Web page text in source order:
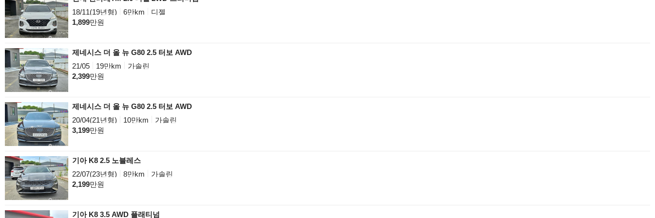
18/11(19년형)
6만km
디젤
1,899만원
제네시스 더 올 뉴 G80 2.5 터보 AWD
21/05
19만km
가솔린
2,399만원
제네시스 더 올 뉴 G80 2.5 터보 AWD
20/04(21년형)
10만km
가솔린
3,199만원
기아 K8 2.5 노블레스
22/07(23년형)
8만km
가솔린
2,199만원
기아 K8 3.5 AWD 플래티넘